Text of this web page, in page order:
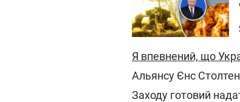
Я впевнений, що
Альянсу Єнс
Заходу готовий